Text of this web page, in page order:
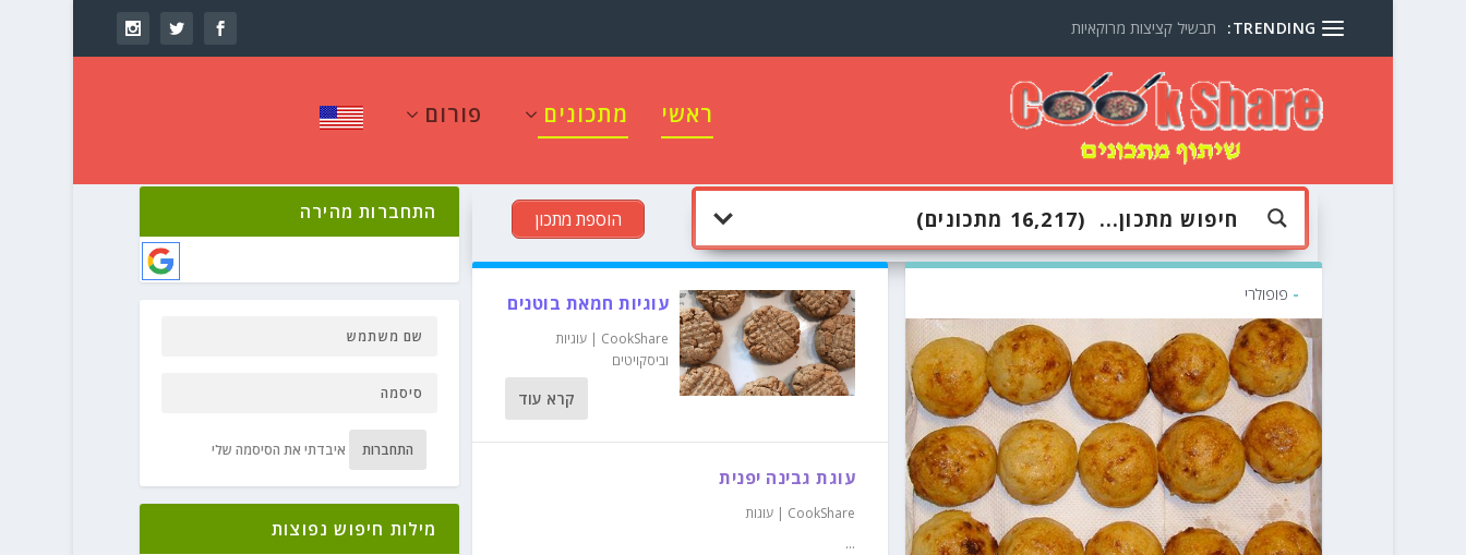
TRENDING: תבשיל קציצות מרוקאיות
ראשי מתכונים פורום
הוספת מתכון
- פופולרי עוגיות חמאת בוטנים
CookShare
עוגיות
וביסקויטים
קרא עוד
עוגת גבינה יפנית
CookShare עוגות
...
התחברות מהירה
התחברות איבדתי את הסיסמה שלי
מילות חיפוש נפוצות